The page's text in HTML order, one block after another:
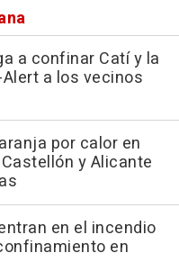
a confinar Catí y la
a los vecinos
por calor en
y Alicante
en el incendio
en